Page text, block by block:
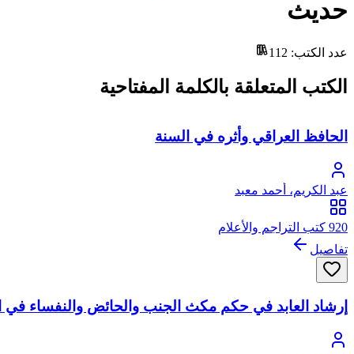
حديث
عدد الكتب:
112
الكتب المتعلقة بالكلمة المفتاحية
الحافظ العراقي وأثره في السنة
عبد الكريم، أحمد معبد
920 كتب التراجم والأعلام
تفاصيل
إرشاد العابد في حكم مكث الجنب والحائض والنفساء في